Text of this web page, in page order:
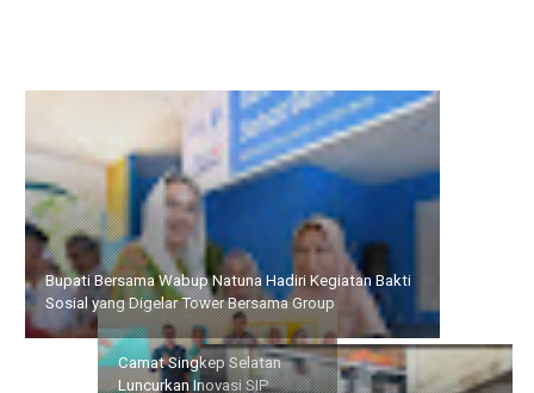
Bupati Bersama Wabup Natuna Hadiri Kegiatan Bakti Sosial
yang Digelar Tower Bersama Group
Camat Singkep Selatan
Luncurkan Inovasi SIP
Gelar Operasi Cukai Selama
4 Hari, Bea Cukai Batam
Amankan 32.790 Batang